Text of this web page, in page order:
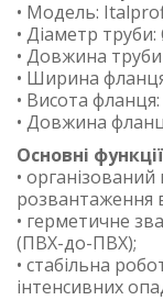
• Модель:
• Діаметр
• Довжина
• Ширина
• Висота
• Довжина
Основні функції
•
розвантаження
• герметичне
(ПВХ-до-ПВХ);
• стабільна
інтенсивних